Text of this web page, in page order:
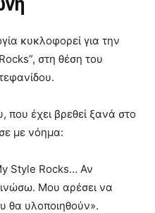
κυκλοφορεί για την
στη θέση του
έχει βρεθεί ξανά στο
με νόημα:
Style Rocks… Αν
Μου αρέσει να
θα υλοποιηθούν».